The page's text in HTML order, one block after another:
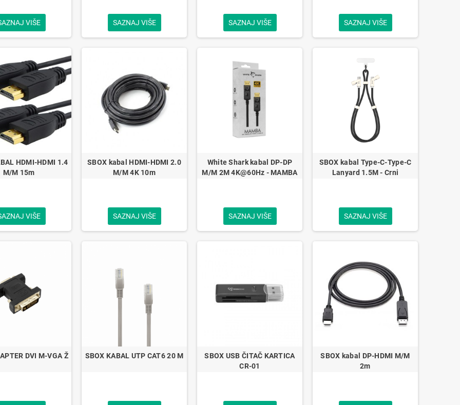
VIŠE SAZNAJ VIŠE SAZNAJ VIŠE SAZNAJ VIŠE
HDMI-HDMI 1.4
M/M 15m
VIŠE
SBOX kabal HDMI-HDMI 2.0
M/M 4K 10m
SAZNAJ VIŠE
White Shark kabal DP-DP
M/M 2M 4K@60Hz - MAMBA
SAZNAJ VIŠE
SBOX kabal Type-C-Type-C
Lanyard 1.5M - Crni
SAZNAJ VIŠE
DVI M-VGA Ž SBOX KABAL UTP CAT6 20 M
SBOX USB ČITAČ KARTICA
CR-01
SBOX kabal DP-HDMI M/M
2m